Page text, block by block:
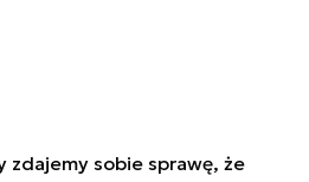
zdajemy sobie sprawę, że